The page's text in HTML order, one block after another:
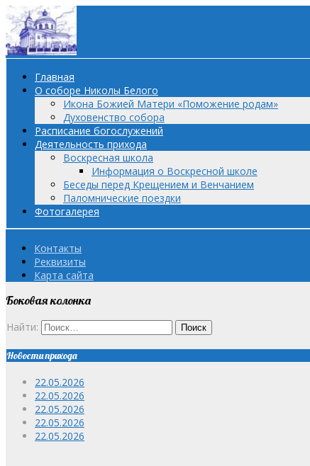
Главная
О соборе Николы Белого
Икона Божией Матери «Поможение родам»
Духовенство собора
Расписание богослужений
Деятельность прихода
Воскресная школа
Информация о Воскресной школе
Беседы перед Крещением и Венчанием
Паломнические поездки
Фотогалерея
Контакты
Реквизиты
Карта сайта
Боковая колонка
Найти:
Новости прихода
22.05.2026
22.05.2026
22.05.2026
22.05.2026
22.05.2026